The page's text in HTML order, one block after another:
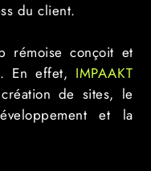
du client.
rémoise conçoit et
En effet, IMPAAKT
de sites, le
et la